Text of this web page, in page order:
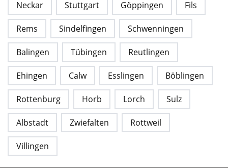
Neckar Stuttgart Göppingen Fils
Rems Sindelfingen Schwenningen
Balingen Tübingen Reutlingen
Ehingen Calw Esslingen Böblingen
Rottenburg Horb Lorch Sulz
Albstadt Zwiefalten Rottweil
Villingen